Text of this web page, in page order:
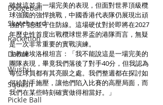
Dodgeball
Skateboard
Racketlon
Dance
Wushu
Squash
Pickle Ball
雖然這並非一場完美的表現，但面對世界頂級欖
球強國的強悍挑戰，中國香港代表隊仍展現出頑
強的鬥志並守住防線。這場硬仗對於即將在2027
年歷史性首度出戰欖球世界盃的港隊而言，無疑
是一次非常重要的實戰演練。
主教練埃洛根坦言：「我不能說這是一場完美的
團隊表現，畢竟我們落後了對手40分，但我認為
每位球員都有其亮眼之處。我們整週都在探討如
何給對手施壓，讓他們陷入比賽的高壓局面，而
我們在某些時刻確實做得相當好。」